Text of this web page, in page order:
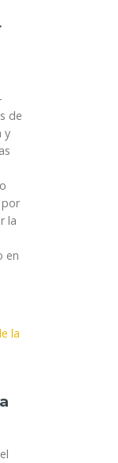
de
y
la
en